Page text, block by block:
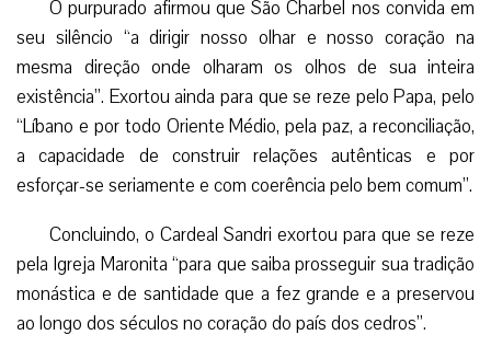
O purpurado afirmou que São Charbel nos convida em
seu silêncio “a dirigir nosso olhar e nosso coração na
mesma direção onde olharam os olhos de sua inteira
existência”. Exortou ainda para que se reze pelo Papa, pelo
“Líbano e por todo Oriente Médio, pela paz, a reconciliação,
a capacidade de construir relações autênticas e por
esforçar-se seriamente e com coerência pelo bem comum”.
Concluindo, o Cardeal Sandri exortou para que se reze
pela Igreja Maronita “para que saiba prosseguir sua tradição
monástica e de santidade que a fez grande e a preservou
ao longo dos séculos no coração do país dos cedros”.